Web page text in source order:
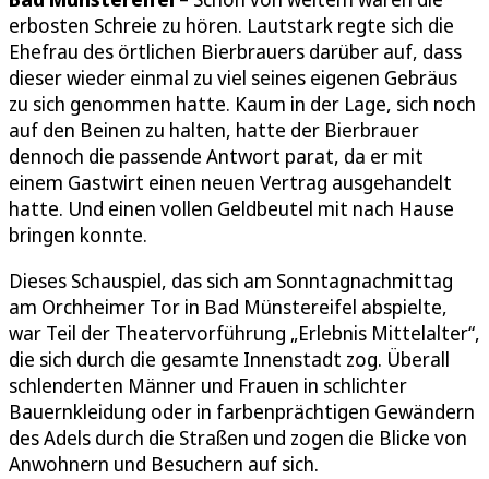
erbosten Schreie zu hören. Lautstark regte sich die
Ehefrau des örtlichen Bierbrauers darüber auf, dass
dieser wieder einmal zu viel seines eigenen Gebräus
zu sich genommen hatte. Kaum in der Lage, sich noch
auf den Beinen zu halten, hatte der Bierbrauer
dennoch die passende Antwort parat, da er mit
einem Gastwirt einen neuen Vertrag ausgehandelt
hatte. Und einen vollen Geldbeutel mit nach Hause
bringen konnte.
Dieses Schauspiel, das sich am Sonntagnachmittag
am Orchheimer Tor in Bad Münstereifel abspielte,
war Teil der Theatervorführung „Erlebnis Mittelalter“,
die sich durch die gesamte Innenstadt zog. Überall
schlenderten Männer und Frauen in schlichter
Bauernkleidung oder in farbenprächtigen Gewändern
des Adels durch die Straßen und zogen die Blicke von
Anwohnern und Besuchern auf sich.